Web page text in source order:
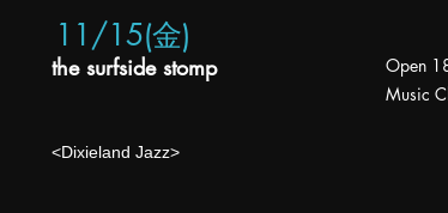
11/15(金)
the surfside stomp Open
Music
<Dixieland Jazz>